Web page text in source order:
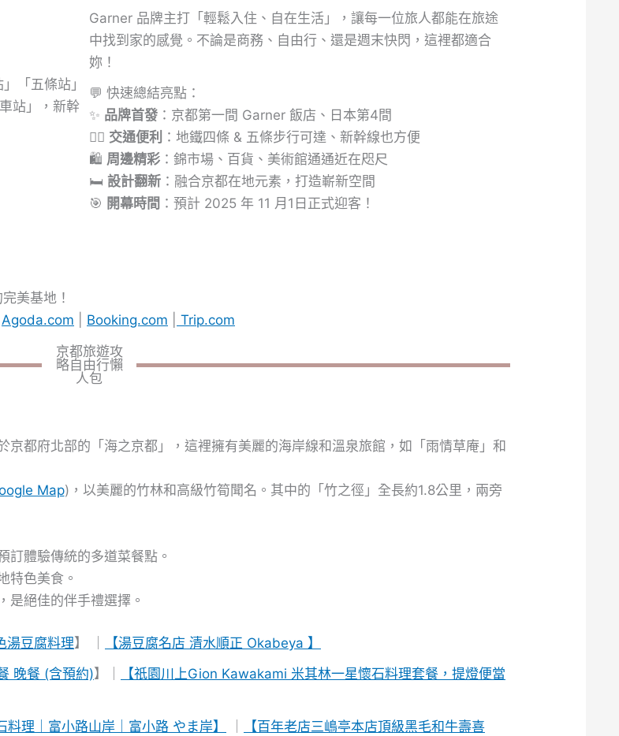
「五條站」
站」，新幹
Garner 品牌主打「輕鬆入住、自在生活」，讓每一位旅人都能在旅途
中找到家的感覺。不論是商務、自由行、還是週末快閃，這裡都適合
妳！
💬 快速總結亮點：
✨ 品牌首發 ：京都第一間 Garner 飯店、日本第4間
🚶‍♀️ 交通便利 ：地鐵四條 & 五條步行可達、新幹線也方便
🛍️ 周邊精彩 ：錦市場、百貨、美術館通通近在咫尺
🛏️ 設計翻新 ：融合京都在地元素，打造嶄新空間
🎯 開幕時間 ：預計 2025 年 11 月1日正式迎客！
美基地！
Agoda.com Booking.com
Trip.com
京都旅遊攻
略自由行懶
人包
京都府北部的「海之京都」，這裡擁有美麗的海岸線和溫泉旅館，如「雨情草庵」和
Map)，以美麗的竹林和高級竹筍聞名。其中的「竹之徑」全長約1.8公里，兩旁
訂體驗傳統的多道菜餐點。
特色美食。
是絕佳的伴手禮選擇。
湯豆腐料理】 ｜
【湯豆腐名店 清水順正 Okabeya 】
晚餐 (含預約)】｜
【祇園川上Gion Kawakami 米其林一星懷石料理套餐，提燈便當
料理｜富小路山岸｜富小路 やま岸】
【百年老店三嶋亭本店頂級黑毛和牛壽喜